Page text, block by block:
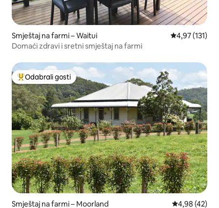
Smještaj na farmi – Waitui Prosječna
4,97 (131)
Domaći zdravi i sretni smještaj na farmi
Među najviše rangiranima s oznakom „Odabrali gosti”
Odabrali gosti
Smještaj na farmi – Moorland Prosječna
4,98 (42)